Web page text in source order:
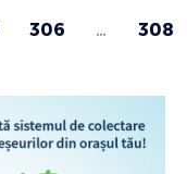
306 … 308